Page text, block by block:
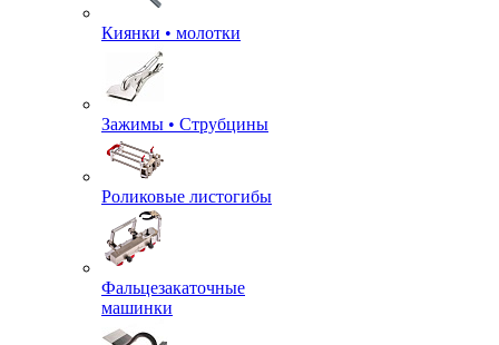
Киянки • молотки
Зажимы • Струбцины
Роликовые листогибы
Фальцезакаточные
машинки